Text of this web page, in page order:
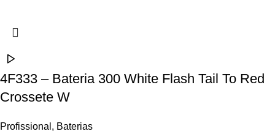
4F333 – Bateria 300 White Flash Tail To Red
Crossete W
Profissional , Baterias